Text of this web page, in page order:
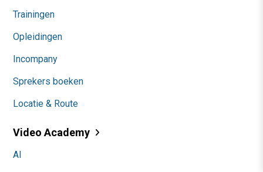
Trainingen
Opleidingen
Incompany
Sprekers boeken
Locatie & Route
Video Academy
AI